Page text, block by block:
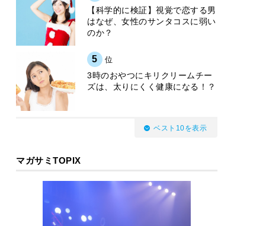
【科学的に検証】視覚で恋する男
はなぜ、女性のサンタコスに弱い
のか？
5 位
3時のおやつにキリクリームチー
ズは、太りにくく健康になる！？
ベスト10を表示
マガサミTOPIX